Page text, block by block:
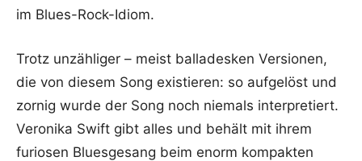
im Blues-Rock-Idiom.
Trotz unzähliger – meist balladesken Versionen,
die von diesem Song existieren: so aufgelöst und
zornig wurde der Song noch niemals interpretiert.
Veronika Swift gibt alles und behält mit ihrem
furiosen Bluesgesang beim enorm kompakten